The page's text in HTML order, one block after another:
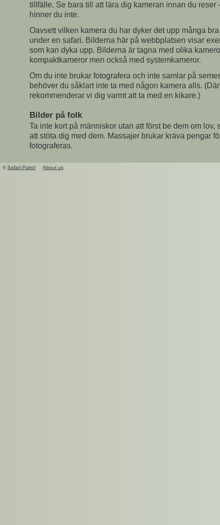
tillfälle. Se bara till att lära dig kameran innan du reser
hinner du inte.
Oavsett vilken kamera du har dyker det upp många
under en safari. Bilderna här på webbplatsen visar
som kan dyka upp. Bilderna är tagna med olika
kompaktkameror men också med systemkameror.
Om du inte brukar fotografera och inte samlar på
behöver du såklart inte ta med någon kamera alls.
rekommenderar vi dig varmt att ta med en kikare.)
Bilder på folk
Ta inte kort på människor utan att först be dem om lov,
att stöta dig med dem. Massajer brukar kräva pengar
fotograferas.
©Safari Patrol About us